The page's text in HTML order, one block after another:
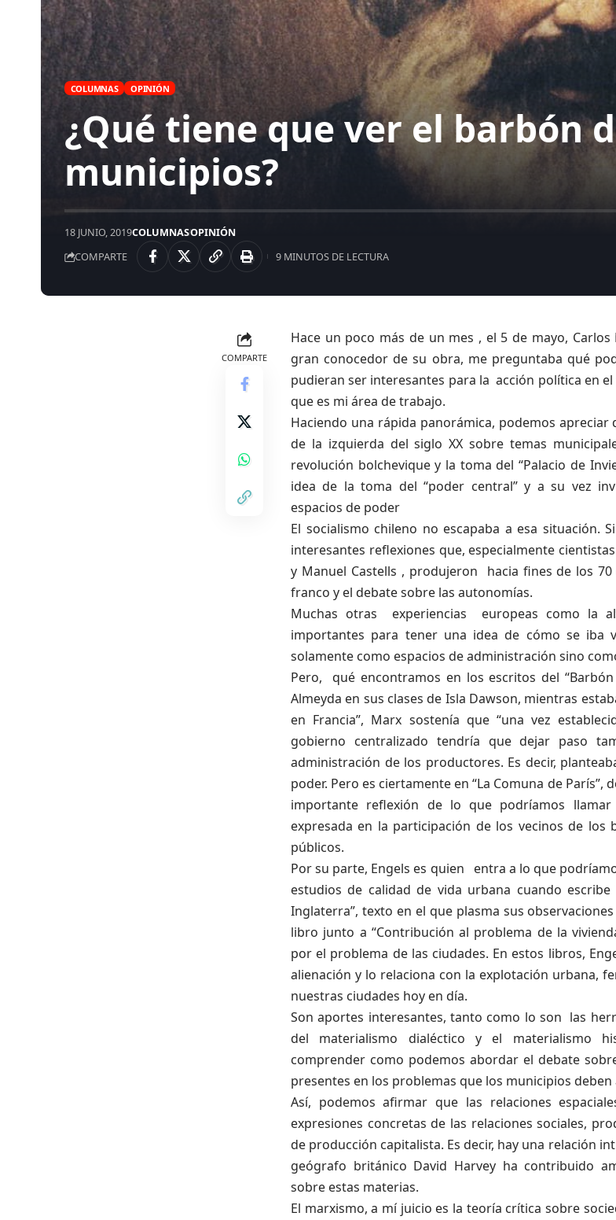
COLUMNAS OPINIÓN
¿Qué tiene que ver el barbón
municipios?
18 JUNIO, 2019COLUMNASOPINIÓN
COMPARTE
9 MINUTOS DE LECTURA
COMPARTE
Hace un poco más de un mes , el 5 de mayo,
gran conocedor de su obra, me preguntaba qué
pudieran ser interesantes para la acción política en
que es mi área de trabajo.
Haciendo una rápida panorámica, podemos
de la izquierda del siglo XX sobre temas
revolución bolchevique y la toma del “Palacio de
idea de la toma del “poder central” y a su vez
espacios de poder
El socialismo chileno no escapaba a esa situación.
interesantes reflexiones que, especialmente
y Manuel Castells , produjeron hacia fines de los
franco y el debate sobre las autonomías.
Muchas otras experiencias europeas como la
importantes para tener una idea de cómo se iba
solamente como espacios de administración sino
Pero, qué encontramos en los escritos del
Almeyda en sus clases de Isla Dawson, mientras
en Francia”, Marx sostenía que “una vez
gobierno centralizado tendría que dejar paso
administración de los productores. Es decir,
poder. Pero es ciertamente en “La Comuna de
importante reflexión de lo que podríamos
expresada en la participación de los vecinos de
públicos.
Por su parte, Engels es quien entra a lo que
estudios de calidad de vida urbana cuando
Inglaterra”, texto en el que plasma sus
libro junto a “Contribución al problema de la
por el problema de las ciudades. En estos libros,
alienación y lo relaciona con la explotación urbana,
nuestras ciudades hoy en día.
Son aportes interesantes, tanto como lo son las
del materialismo dialéctico y el materialismo
comprender como podemos abordar el debate
presentes en los problemas que los municipios
Así, podemos afirmar que las relaciones
expresiones concretas de las relaciones sociales,
de producción capitalista. Es decir, hay una relación
geógrafo británico David Harvey ha contribuido
sobre estas materias.
El marxismo, a mí juicio es la teoría crítica sobre